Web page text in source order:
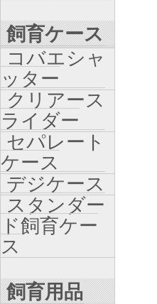
飼育ケース
コバエシャ
ッター
クリアース
ライダー
セパレート
ケース
デジケース
スタンダー
ド飼育ケー
ス
飼育用品